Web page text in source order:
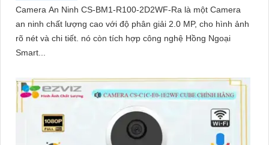
Camera An Ninh CS-BM1-R100-2D2WF-Ra là một Camera
an ninh chất lượng cao với độ phân giải 2.0 MP, cho hình ảnh
rõ nét và chi tiết. nó còn tích hợp công nghệ Hồng Ngoại
Smart...